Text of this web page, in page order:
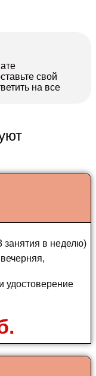
свой
на все
занятия в неделю)
удостоверение